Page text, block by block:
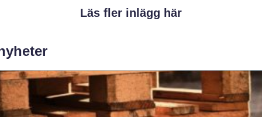
Läs fler inlägg här